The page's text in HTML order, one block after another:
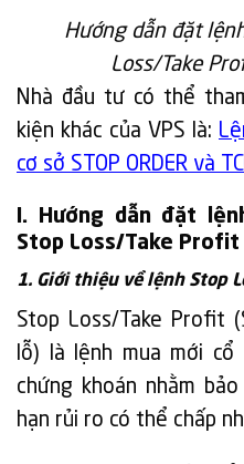
Hướng dẫn đặt
Loss/Take
Nhà đầu tư có thể
kiện khác của VPS là:
cơ sở STOP ORDER và
I. Hướng dẫn đặt
Stop Loss/Take Profit
1. Giới thiệu về lệnh Stop
Stop Loss/Take Proﬁt
lỗ) là lệnh mua mới cổ
chứng khoán nhằm
hạn rủi ro có thể chấp